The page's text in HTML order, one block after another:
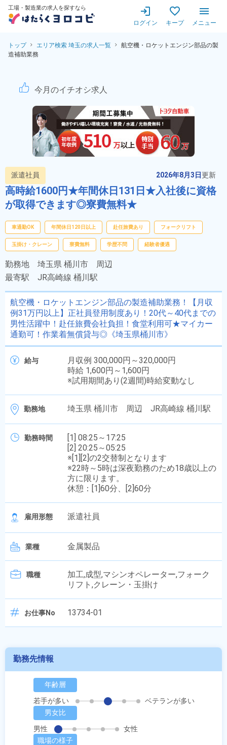
工場・製造業の求人を探すなら
ログイン キープ メニュー
トップ エリア検索 埼玉の求人一覧
航空機・ロケットエンジン部品の製
造補助業務
航空機・ロケットエンジン
今月のイチオシ求人
派遣社員 2026年8月3日更新
高時給1600円★年間休日131日★入社後に資格
が取得できます◎寮費無料★
車通勤OK 年間休日120日以上 赴任旅費あり フォークリフト
玉掛け・クレーン 寮費無料 学歴不問 経験者優遇
勤務地 埼玉県 桶川市 周辺
最寄駅 JR高崎線 桶川駅
航空機・ロケットエンジン部品の製造補助業務！【月収
例31万円以上】正社員登用制度あり！20代～40代までの
男性活躍中！赴任旅費会社負担！食堂利用可★マイカー
通勤可！作業着無償貸与◎《埼玉県桶川市》
給与
月収例 300,000円～320,000円
時給 1,600円～1,600円
※試用期間あり(2週間)時給変動なし
勤務地 埼玉県 桶川市 周辺 JR高崎線 桶川駅
勤務時間
[1] 08:25～17:25
[2] 20:25～05:25
※[1][2]の2交替制となります
※22時～5時は深夜勤務のため18歳以上の
方に限ります。
休憩：[1]60分、[2]60分
雇用形態 派遣社員
業種 金属製品
職種
加工,成型,マシンオペレーター,フォーク
リフト,クレーン・玉掛け
お仕事No 13734-01
勤務先情報
年齢層
若手が多い
ベテランが多い
男女比
男性
女性
職場の様子